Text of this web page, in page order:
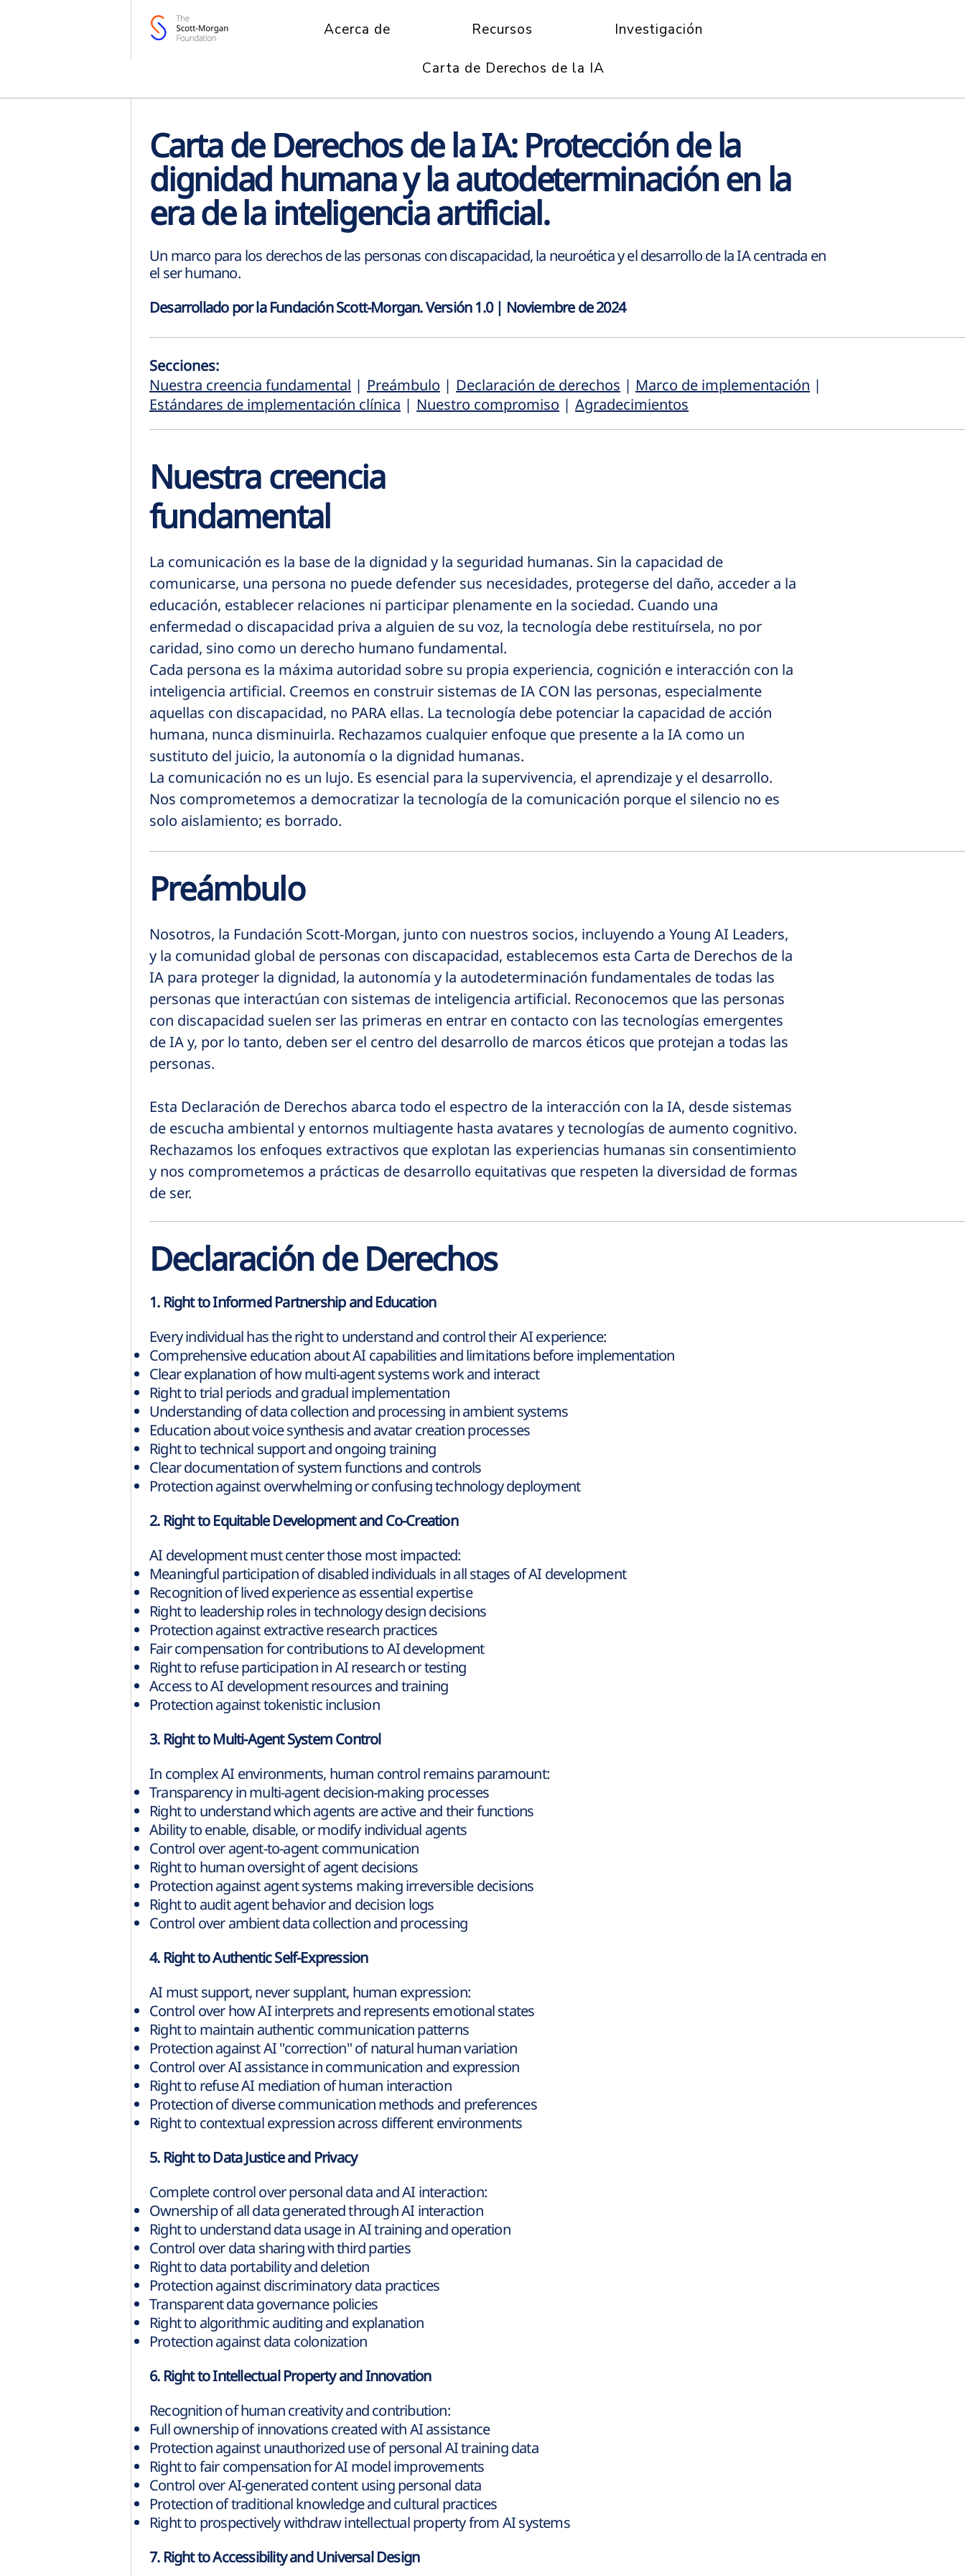
Acerca de Recursos Investigación
Carta de Derechos de la IA
Carta de Derechos de la IA: Protección de la
dignidad humana y la autodeterminación en la
era de la inteligencia artificial.
Un marco para los derechos de las personas con discapacidad, la neuroética y el desarrollo de la IA centrada en
el ser humano.
Desarrollado por la Fundación Scott-Morgan. Versión 1.0 | Noviembre de 2024
Secciones:
Nuestra creencia fundamental | Preámbulo | Declaración de derechos | Marco de implementación |
Estándares de implementación clínica | Nuestro compromiso | Agradecimientos
Nuestra creencia
fundamental
La comunicación es la base de la dignidad y la seguridad humanas. Sin la capacidad de
comunicarse, una persona no puede defender sus necesidades, protegerse del daño, acceder a la
educación, establecer relaciones ni participar plenamente en la sociedad. Cuando una
enfermedad o discapacidad priva a alguien de su voz, la tecnología debe restituírsela, no por
caridad, sino como un derecho humano fundamental.
Cada persona es la máxima autoridad sobre su propia experiencia, cognición e interacción con la
inteligencia artificial. Creemos en construir sistemas de IA CON las personas, especialmente
aquellas con discapacidad, no PARA ellas. La tecnología debe potenciar la capacidad de acción
humana, nunca disminuirla. Rechazamos cualquier enfoque que presente a la IA como un
sustituto del juicio, la autonomía o la dignidad humanas.
La comunicación no es un lujo. Es esencial para la supervivencia, el aprendizaje y el desarrollo.
Nos comprometemos a democratizar la tecnología de la comunicación porque el silencio no es
solo aislamiento; es borrado.
Preámbulo
Nosotros, la Fundación Scott-Morgan, junto con nuestros socios, incluyendo a Young AI Leaders,
y la comunidad global de personas con discapacidad, establecemos esta Carta de Derechos de la
IA para proteger la dignidad, la autonomía y la autodeterminación fundamentales de todas las
personas que interactúan con sistemas de inteligencia artificial. Reconocemos que las personas
con discapacidad suelen ser las primeras en entrar en contacto con las tecnologías emergentes
de IA y, por lo tanto, deben ser el centro del desarrollo de marcos éticos que protejan a todas las
personas.
Esta Declaración de Derechos abarca todo el espectro de la interacción con la IA, desde sistemas
de escucha ambiental y entornos multiagente hasta avatares y tecnologías de aumento cognitivo.
Rechazamos los enfoques extractivos que explotan las experiencias humanas sin consentimiento
y nos comprometemos a prácticas de desarrollo equitativas que respeten la diversidad de formas
de ser.
Declaración de Derechos
1. Right to Informed Partnership and Education
Every individual has the right to understand and control their AI experience:
Comprehensive education about AI capabilities and limitations before implementation
Clear explanation of how multi-agent systems work and interact
Right to trial periods and gradual implementation
Understanding of data collection and processing in ambient systems
Education about voice synthesis and avatar creation processes
Right to technical support and ongoing training
Clear documentation of system functions and controls
Protection against overwhelming or confusing technology deployment
2. Right to Equitable Development and Co-Creation
AI development must center those most impacted:
Meaningful participation of disabled individuals in all stages of AI development
Recognition of lived experience as essential expertise
Right to leadership roles in technology design decisions
Protection against extractive research practices
Fair compensation for contributions to AI development
Right to refuse participation in AI research or testing
Access to AI development resources and training
Protection against tokenistic inclusion
3. Right to Multi-Agent System Control
In complex AI environments, human control remains paramount:
Transparency in multi-agent decision-making processes
Right to understand which agents are active and their functions
Ability to enable, disable, or modify individual agents
Control over agent-to-agent communication
Right to human oversight of agent decisions
Protection against agent systems making irreversible decisions
Right to audit agent behavior and decision logs
Control over ambient data collection and processing
4. Right to Authentic Self-Expression
AI must support, never supplant, human expression:
Control over how AI interprets and represents emotional states
Right to maintain authentic communication patterns
Protection against AI "correction" of natural human variation
Control over AI assistance in communication and expression
Right to refuse AI mediation of human interaction
Protection of diverse communication methods and preferences
Right to contextual expression across different environments
5. Right to Data Justice and Privacy
Complete control over personal data and AI interaction:
Ownership of all data generated through AI interaction
Right to understand data usage in AI training and operation
Control over data sharing with third parties
Right to data portability and deletion
Protection against discriminatory data practices
Transparent data governance policies
Right to algorithmic auditing and explanation
Protection against data colonization
6. Right to Intellectual Property and Innovation
Recognition of human creativity and contribution:
Full ownership of innovations created with AI assistance
Protection against unauthorized use of personal AI training data
Right to fair compensation for AI model improvements
Control over AI-generated content using personal data
Protection of traditional knowledge and cultural practices
Right to prospectively withdraw intellectual property from AI systems
7. Right to Accessibility and Universal Design